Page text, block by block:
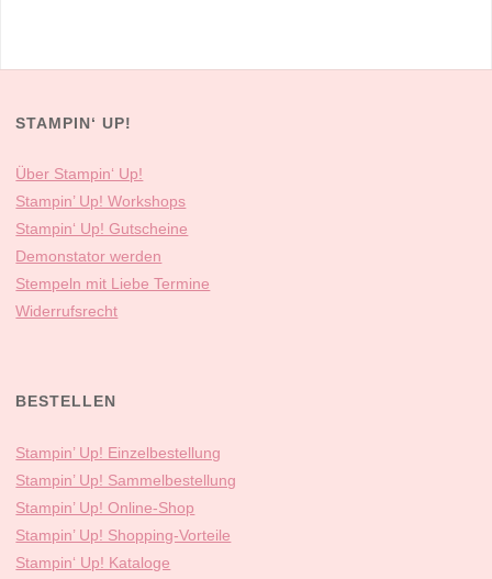
STAMPIN‘ UP!
Über Stampin‘ Up!
Stampin’ Up! Workshops
Stampin‘ Up! Gutscheine
Demonstator werden
Stempeln mit Liebe Termine
Widerrufsrecht
BESTELLEN
Stampin’ Up! Einzelbestellung
Stampin’ Up! Sammelbestellung
Stampin’ Up! Online-Shop
Stampin’ Up! Shopping-Vorteile
Stampin‘ Up! Kataloge